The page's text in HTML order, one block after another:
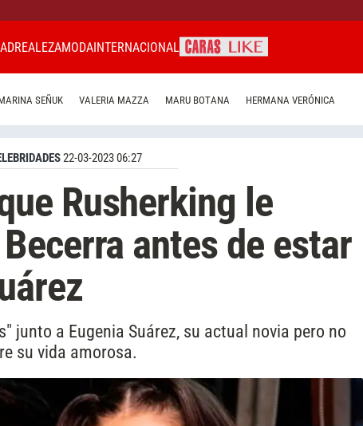
REALEZAMODAINTERNACIONAL
SEÑUK VALERIA MAZZA MARU BOTANA HERMANA VERÓNICA
22-03-2023 06:27
Rusherking le
antes de estar
junto a Eugenia Suárez, su actual novia pero no
su vida amorosa.